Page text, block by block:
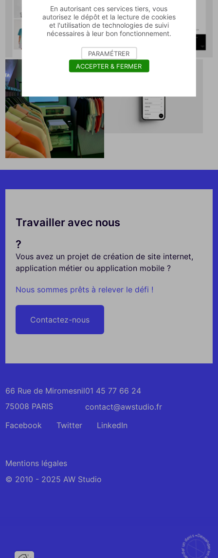
Travailler avec nous
?
Vous avez un projet de création de site internet,
application métier ou application mobile ?
Nous sommes prêts à relever le défi !
Contactez-nous
66 Rue de Miromesnil
75008 PARIS
01 45 77 66 24
contact@awstudio.fr
Nous suivre sur Facebook
Facebook Nous suivre sur Twitter
Twitter Nous suivre sur LinkedIn
LinkedIn
Mentions légales
© 2010 - 2025 AW Studio
En autorisant ces services tiers, vous
autorisez le dépôt et la lecture de cookies
et l'utilisation de technologies de suivi
nécessaires à leur bon fonctionnement.
PARAMÉTRER
ACCEPTER & FERMER